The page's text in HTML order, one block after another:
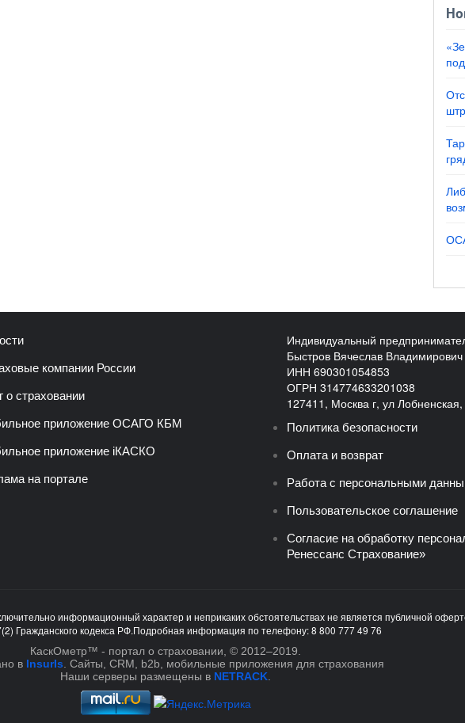
компании России
о страховании
приложение ОСАГО КБМ
приложение iКАСКО
на портале
Индивидуальный
Быстров Вячеслав Владимирович
ИНН 690301054853
ОГРН 314774633201038
127411, Москва г, ул
Политика безопасности
Оплата и возврат
Работа с персональными
Пользовательское соглашение
Согласие на обработку
Ренессанс Страхование»
информационный характер и неприкаких обстоятельствах не является публичной
Гражданского кодекса РФ.Подробная информация по телефону: 8 800 777 49 76
КаскОметр™ - портал о страховании, © 2012–2019.
в InsurIs. Cайты, CRM, b2b, мобильные приложения для страхования
Наши серверы размещены в NETRACK.